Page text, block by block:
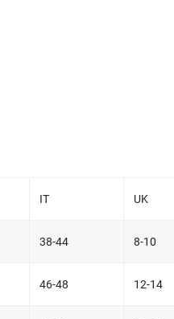
IT UK
38-44 8-10
46-48 12-14